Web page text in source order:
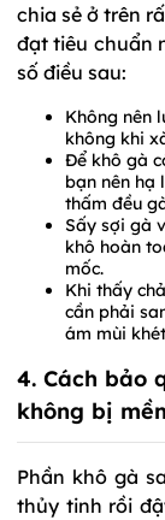
chia sẻ ở trên
đạt tiêu chuẩn
số điều sau:
Không nên
không khi
Để khô gà
bạn nên hạ
thấm đều
Sấy sợi gà
khô hoàn
mốc.
Khi thấy
cần phải
ám mùi
4. Cách bảo
không bị
Phần khô gà
thủy tinh rồi